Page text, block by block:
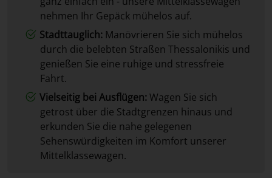
nehmen Ihr Gepäck mühelos auf.
Stadttauglich: Manövrieren Sie sich mühelos
durch die belebten Straßen Thessalonikis und
genießen Sie eine ruhige und stressfreie
Fahrt.
Vielseitig bei Ausflügen:Wagen Sie sich
getrost über die Stadtgrenzen hinaus und
erkunden Sie die nahe gelegenen
Sehenswürdigkeiten im Komfort unserer
Mittelklassewagen.